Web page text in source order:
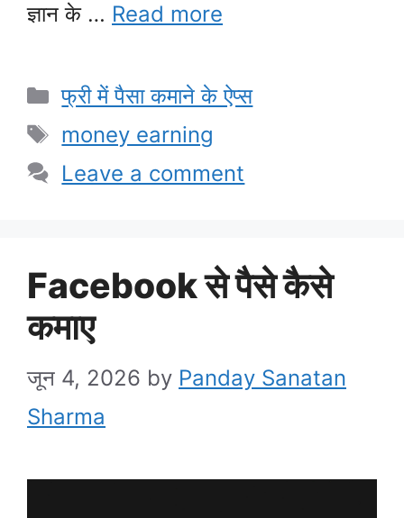
ज्ञान के … Read more
Categories
फ्री में पैसा कमाने के ऐप्स
Tags
money earning
Leave a comment
Facebook से पैसे कैसे
कमाए
जून 4, 2026 by Panday Sanatan
Sharma